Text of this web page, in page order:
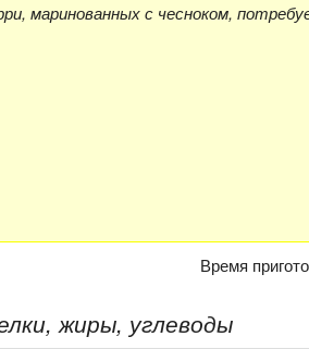
маринованных с чесноком,
Время
жиры, углеводы